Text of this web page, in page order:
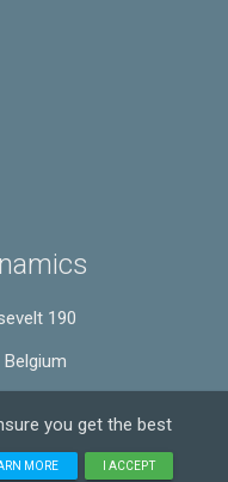
you get the best
MORE I ACCEPT
190